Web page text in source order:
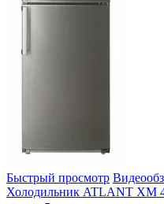
Быстрый просмотр
Холодильник ATLANT ХМ